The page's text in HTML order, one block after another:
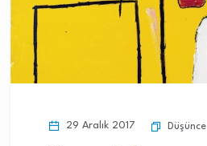
29 Aralık 2017 Düşünce